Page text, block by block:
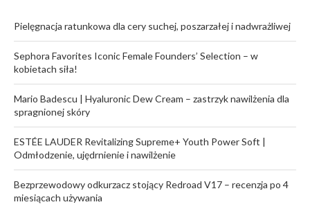
Pielęgnacja ratunkowa dla cery suchej, poszarzałej i nadwrażliwej
Sephora Favorites Iconic Female Founders’ Selection – w
kobietach siła!
Mario Badescu | Hyaluronic Dew Cream – zastrzyk nawilżenia dla
spragnionej skóry
ESTÉE LAUDER Revitalizing Supreme+ Youth Power Soft |
Odmłodzenie, ujędrnienie i nawilżenie
Bezprzewodowy odkurzacz stojący Redroad V17 – recenzja po 4
miesiącach używania